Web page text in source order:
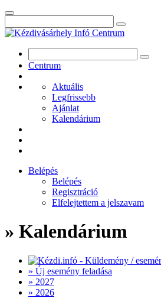
Centrum
Aktuális
Legfrissebb
Ajánlat
Kalendárium
Belépés
Belépés
Regisztráció
Elfelejtettem a jelszavam
» Kalendárium
» Új esemény feladása
» 2027
» 2026